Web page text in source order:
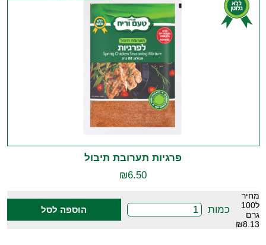
פרגיות תערובת תיבול
₪6.50
מחיר
ל100
גרם
₪8.13
כמות הוספה לסל